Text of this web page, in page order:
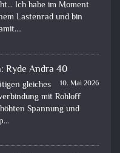
Ich habe im Moment
Lastenrad und bin
Ryde Andra 40
10. Mai 2026
gleiches
mit Rohloff
Spannung und